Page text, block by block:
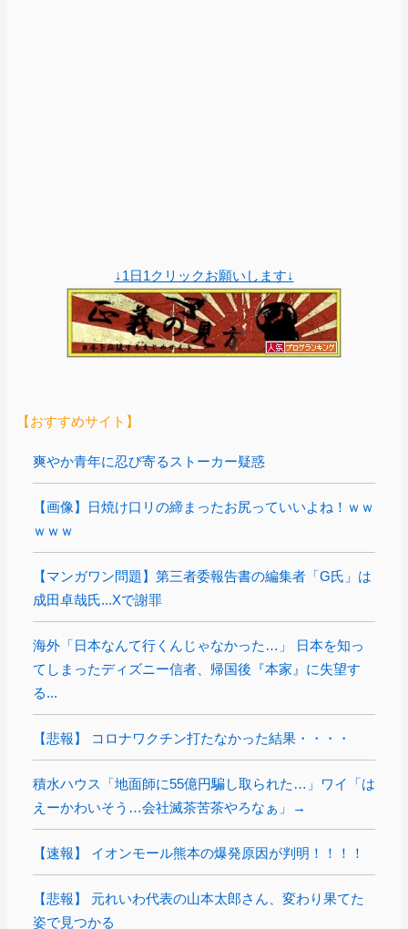
↓1日1クリックお願いします↓
【おすすめサイト】
爽やか青年に忍び寄るストーカー疑惑
【画像】日焼け口リの締まったお尻っていいよね！ｗｗ
ｗｗｗ
【マンガワン問題】第三者委報告書の編集者「G氏」は
成田卓哉氏...Xで謝罪
海外「日本なんて行くんじゃなかった…」 日本を知っ
てしまったディズニー信者、帰国後『本家』に失望す
る...
【悲報】 コロナワクチン打たなかった結果・・・・
積水ハウス「地面師に55億円騙し取られた…」ワイ「は
えーかわいそう…会社滅茶苦茶やろなぁ」→
【速報】 イオンモール熊本の爆発原因が判明！！！！
【悲報】 元れいわ代表の山本太郎さん、変わり果てた
姿で見つかる